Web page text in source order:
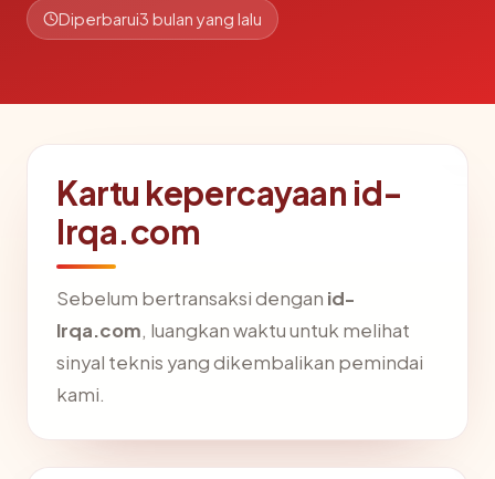
Diperbarui3 bulan yang lalu
Kartu kepercayaan id-
lrqa.com
Sebelum bertransaksi dengan id-
lrqa.com, luangkan waktu untuk melihat
sinyal teknis yang dikembalikan pemindai
kami.